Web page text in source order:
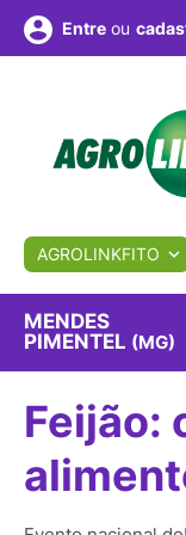
Conversor
Entre ou
AGROLINKFITO
MENDES
PIMENTEL (MG)
Feijão: